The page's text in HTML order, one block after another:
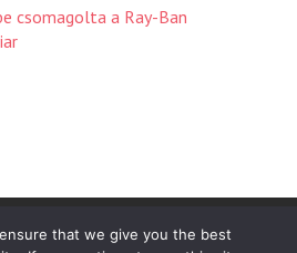
csomagolta a Ray-Ban
. Powered by WordPress
that we give you the best